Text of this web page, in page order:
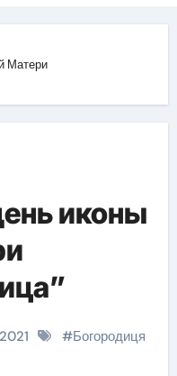
Матери
иконы
#Богородиця